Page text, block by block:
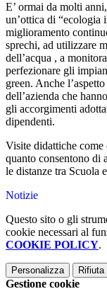
E’ ormai da molti
un’ottica di “ecologia
miglioramento
sprechi, ad utilizzare
dell’acqua , a
perfezionare gli
green. Anche
dell’azienda che
gli accorgimenti
dipendenti.
Visite didattiche
quanto consentono di
le distanze tra Scuola
Notizie
Questo sito o gli
cookie necessari al
COOKIE POLICY.
Personalizza Rifiuta
Gestione cookie